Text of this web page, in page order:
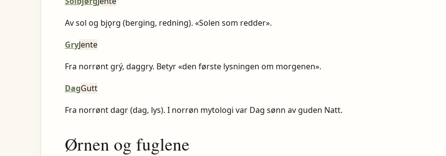
Av sol og bjǫrg (berging, redning). «Solen som redder».
GryJente
Fra norrønt grý, daggry. Betyr «den første lysningen om morgenen».
DagGutt
Fra norrønt dagr (dag, lys). I norrøn mytologi var Dag sønn av guden Natt.
Ørnen og fuglene